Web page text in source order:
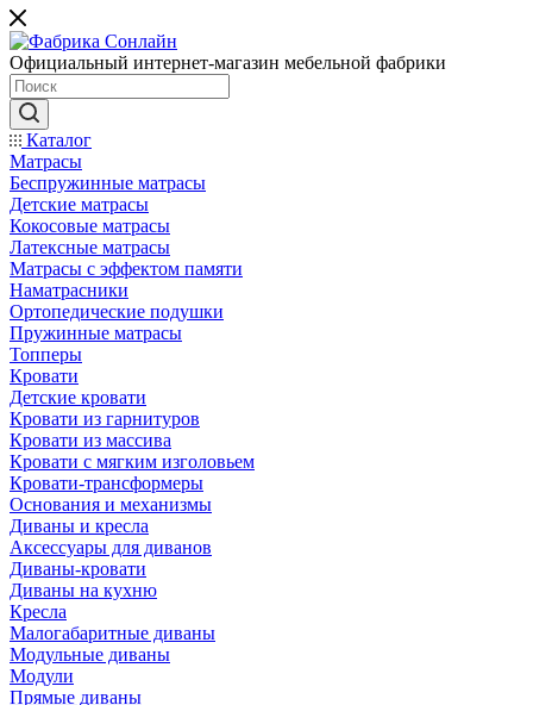
Официальный интернет-магазин мебельной фабрики
Каталог
Матрасы
Беспружинные матрасы
Детские матрасы
Кокосовые матрасы
Латексные матрасы
Матрасы с эффектом памяти
Наматрасники
Ортопедические подушки
Пружинные матрасы
Топперы
Кровати
Детские кровати
Кровати из гарнитуров
Кровати из массива
Кровати с мягким изголовьем
Кровати-трансформеры
Основания и механизмы
Диваны и кресла
Аксессуары для диванов
Диваны-кровати
Диваны на кухню
Кресла
Малогабаритные диваны
Модульные диваны
Модули
Прямые диваны